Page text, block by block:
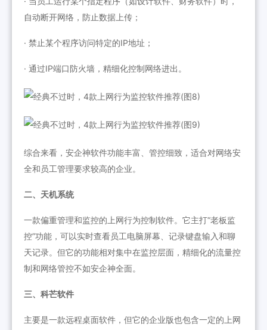
自动断开网络，防止数据上传；
· 禁止某个程序访问特定的IP地址；
· 通过IP端口防火墙，精细化控制网络进出。
综合来看，安企神软件功能丰富、管控细致，适合对网络安
全和员工管理要求较高的企业。
二、天机系统
一款偏重管理和监控的上网行为控制软件。它主打“老板监
控”功能，可以实时查看员工电脑屏幕、记录键盘输入和聊
天记录。但它的功能相对集中在监控层面，精细化的流量控
制和网络管控不如安企神全面。
三、科芒软件
主要是一款远程桌面软件，但它的企业版也包含一定的上网